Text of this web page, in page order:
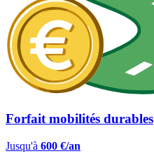
Forfait mobilités durables
Jusqu'à 600 €/an